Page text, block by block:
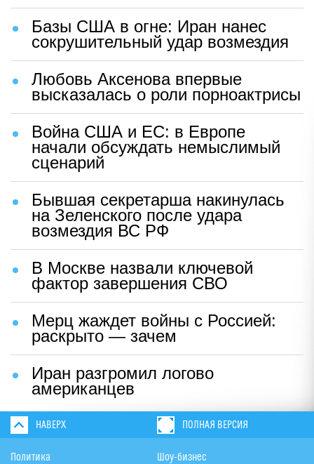
Базы США в огне: Иран нанес
сокрушительный удар возмездия
Любовь Аксенова впервые
высказалась о роли порноактрисы
Война США и ЕС: в Европе
начали обсуждать немыслимый
сценарий
Бывшая секретарша накинулась
на Зеленского после удара
возмездия ВС РФ
В Москве назвали ключевой
фактор завершения СВО
Мерц жаждет войны с Россией:
раскрыто — зачем
Иран разгромил логово
американцев
НАВЕРХ ПОЛНАЯ ВЕРСИЯ
Политика Шоу-бизнес